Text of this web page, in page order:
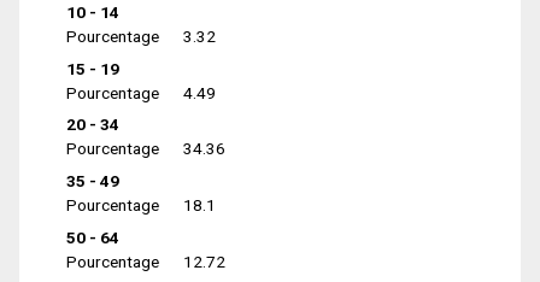
10 - 14
Pourcentage
3.32
15 - 19
Pourcentage
4.49
20 - 34
Pourcentage
34.36
35 - 49
Pourcentage
18.1
50 - 64
Pourcentage
12.72